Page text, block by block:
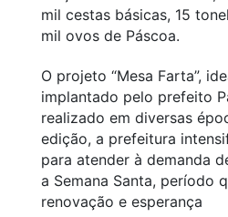
mil cestas básicas, 15
mil ovos de Páscoa.
O projeto “Mesa Farta”,
implantado pelo prefeito
realizado em diversas
edição, a prefeitura
para atender à demanda
a Semana Santa, período
renovação e esperança